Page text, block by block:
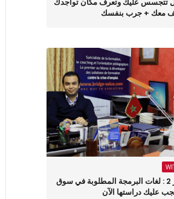
معك + جرب بنفسك
برنامج مع خبير 2 : لغات البرمجة المطلوبة في سوق
عليك دراستها الآن